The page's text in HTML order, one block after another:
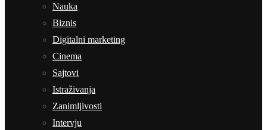
Nauka
Biznis
Digitalni marketing
Cinema
Sajtovi
Istraživanja
Zanimljivosti
Intervju